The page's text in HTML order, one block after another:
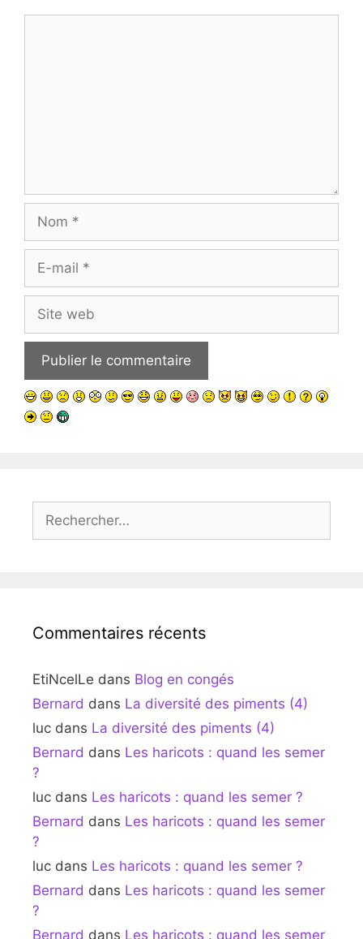
mail
web
Commentaires récents
EtiNcelLe dans Blog en congés
Bernard dans La diversité des piments (4)
luc dans La diversité des piments (4)
Bernard dans Les haricots : quand les semer
?
luc dans Les haricots : quand les semer ?
Bernard dans Les haricots : quand les semer
?
luc dans Les haricots : quand les semer ?
Bernard dans Les haricots : quand les semer
?
Bernard dans Les haricots : quand les semer